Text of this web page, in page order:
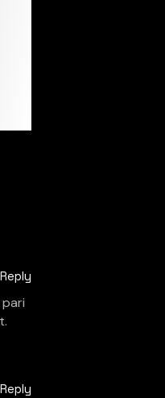
Reply
Reply